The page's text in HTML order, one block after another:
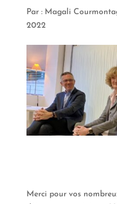
Par : Magali
2022
Merci pour vos